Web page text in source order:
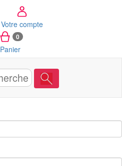
Votre compte
0
Panier